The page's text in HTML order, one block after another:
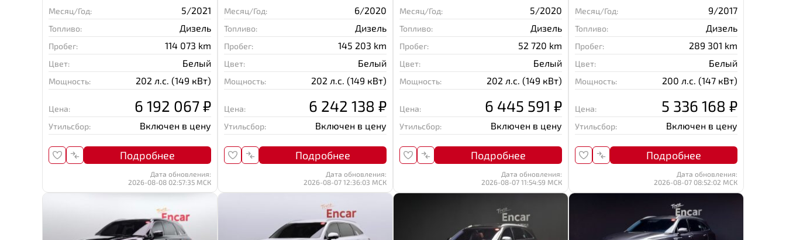
Месяц/Год: 5/2021
Топливо: Дизель
Пробег: 114 073 km
Цвет: Белый
Мощность: 202 л.с. (149 кВт)
Цена: 6 192 067 ₽
Утильсбор: Включен в цену
Подробнее
Дата обновления:
2026-08-08 02:57:35 МСК
Месяц/Год: 6/2020
Топливо: Дизель
Пробег: 145 203 km
Цвет: Белый
Мощность: 202 л.с. (149 кВт)
Цена: 6 242 138 ₽
Утильсбор: Включен в цену
Подробнее
Дата обновления:
2026-08-07 12:36:03 МСК
Месяц/Год: 5/2020
Топливо: Дизель
Пробег: 52 720 km
Цвет: Белый
Мощность: 202 л.с. (149 кВт)
Цена: 6 445 591 ₽
Утильсбор: Включен в цену
Подробнее
Дата обновления:
2026-08-07 11:54:59 МСК
Месяц/Год: 9/2017
Топливо: Дизель
Пробег: 289 301 km
Цвет: Белый
Мощность: 200 л.с. (147 кВт)
Цена: 5 336 168 ₽
Утильсбор: Включен в цену
Подробнее
Дата обновления:
2026-08-07 08:52:02 МСК